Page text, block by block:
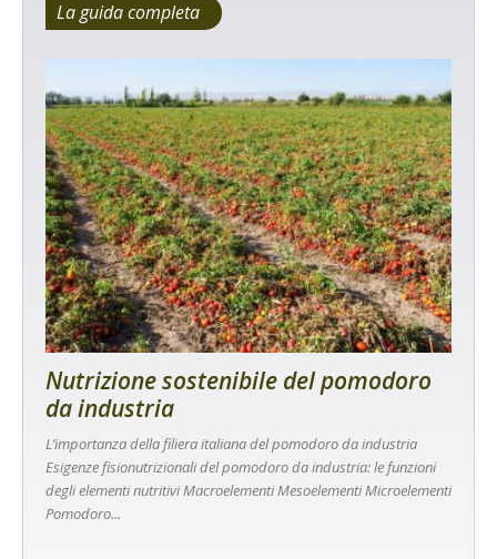
La guida completa
Nutrizione sostenibile del pomodoro
da industria
L’importanza della filiera italiana del pomodoro da industria
Esigenze fisionutrizionali del pomodoro da industria: le funzioni
degli elementi nutritivi Macroelementi Mesoelementi Microelementi
Pomodoro...